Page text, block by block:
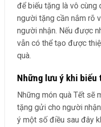
để biếu tặng là vô cùng
người tặng cần nắm rõ
người nhận. Nếu được
vẫn có thể tạo được
quà.
Những lưu ý khi biếu
Những món quà Tết sẽ
tặng gửi cho người
ý một số điều sau đây